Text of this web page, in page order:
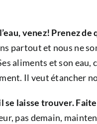
venez! Prenez
partout et nous ne
aliments et son
Il veut étancher
se laisse trouver.
pas demain,